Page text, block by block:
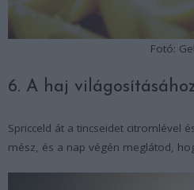
Fotó:
6. A haj
Spricceld át a tincseidet citromlével
mész, és a nap végén meglátod,